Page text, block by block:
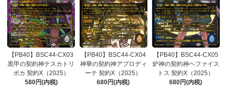
【PB40】BSC44-CX03
黒甲の契約神テスカトリ
ポカ 契約X（2025）
580円(内税)
【PB40】BSC44-CX04
神華の契約神アプロディ
ーテ 契約X（2025）
680円(内税)
【PB40】BSC44-CX05
炉神の契約神ヘファイス
トス 契約X（2025）
680円(内税)